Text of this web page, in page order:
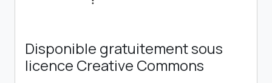
Disponible gratuitement sous
licence Creative Commons